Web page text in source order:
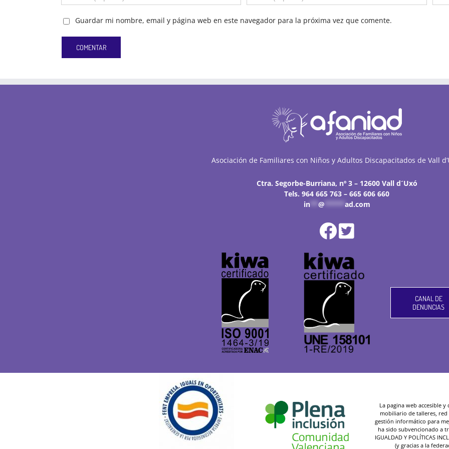
Guardar mi nombre, email y página web en este navegador para la próxima vez que comente.
Asociación de Familiares con Niños y Adultos Discapacitados de Vall
Ctra. Segorbe-Burriana, nº 3 – 12600 Vall d´Uxó
Tels. 964 665 763 – 665 606 660
in** @ ad.com
CANAL DE
DENUNCIAS
La pagina web accesible
mobiliario de talleres,
gestión informático para
ha sido subvencionado a
IGUALDAD Y POLÍTICAS
(y gracias a la